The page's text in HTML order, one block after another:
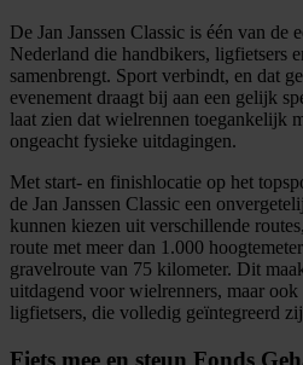
De Jan Janssen Classic is één van de
Nederland die handbikers, ligfietsers
samenbrengt. Sport verbindt, en dat
evenement draagt bij aan een gelijk
laat zien dat wielrennen toegankelijk
ongeacht fysieke uitdagingen.
Met start- en finishlocatie op het
de Jan Janssen Classic een
kunnen kiezen uit verschillende
route met meer dan 1.000
gravelroute van 75 kilometer. Dit
uitdagend voor wielrenners, maar
ligfietsers, die volledig geïntegreerd
Fiets mee en steun Fonds